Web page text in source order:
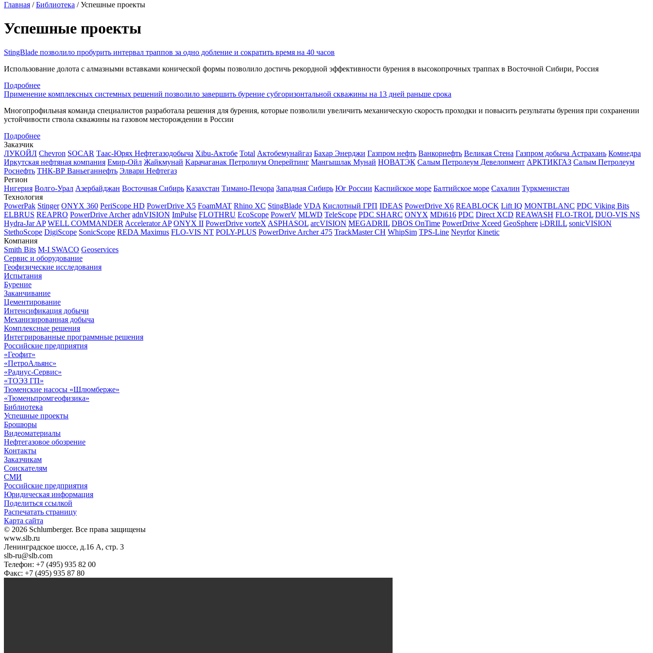
Главная /Библиотека /Успешные проекты
Успешные проекты
StingBlade позволило пробурить интервал траппов за одно добление и сократить время на 40 часов
Использование долота с алмазными вставками конической формы позволило достичь рекордной эффективности бурения в высокопрочных траппах в Восточной Сибири, Россия
Подробнее
Применение комплексных системных решений позволило завершить бурение субгоризонтальной скважины на 13 дней раньше срока
Многопрофильная команда специалистов разработала решения для бурения, которые позволили увеличить механическую скорость проходки и повысить результаты бурения при сохранении
устойчивости ствола скважины на газовом месторождении в России
Подробнее
Заказчик
ЛУКОЙЛ Chevron SOCAR Таас-Юрях Нефтегазодобыча Xibu-Актобе Total Актобемунайгаз Бахар Энерджи Газпром нефть Ванкорнефть Великая Стена Газпром добыча Астрахань Комнедра
Иркутская нефтяная компания Емир-Ойл Жайкмунай Kарачаганак Петролиум Оперейтинг Мангышлак Мунай НОВАТЭК Салым Петролеум Девелопмент АРКТИКГАЗ Салым Петролеум
Роснефть ТНК-ВР Ваньеганнефть Элвари Нефтегаз
Регион
Нигерия Волго-Урал Азербайджан Восточная Сибирь Казахстан Тимано-Печора Западная Сибирь Юг России Каспийское море Балтийское море Сахалин Туркменистан
Технология
PowerPak Stinger ONYX 360 PeriScope HD PowerDrive X5 FoamMAT Rhino XC StingBlade VDA Кислотный ГРП IDEAS PowerDrive X6 REABLOCK Lift IQ MONTBLANC PDC Viking Bits
ELBRUS REAPRO PowerDrive Archer adnVISION ImPulse FLOTHRU EcoScope PowerV MLWD TeleScope PDC SHARC ONYX MDi616 PDC Direct XCD REAWASH FLO-TROL DUO-VIS NS
Hydra-Jar AP WELL COMMANDER Accelerator AP ONYX II PowerDrive vorteX ASPHASOL arcVISION MEGADRIL DBOS OnTime PowerDrive Xceed GeoSphere i-DRILL sonicVISION
StethoScope DigiScope SonicScope REDA Maximus FLO-VIS NT POLY-PLUS PowerDrive Archer 475 TrackMaster CH WhipSim TPS-Line Neyrfor Kinetic
Компания
Smith Bits M-I SWACO Geoservices
Сервис и оборудование
Геофизические исследования
Испытания
Бурение
Заканчивание
Цементирование
Интенсификация добычи
Механизированная добыча
Комплексные решения
Интегрированные программные решения
Российские предприятия
«Геофит»
«ПетроАльянс»
«Радиус-Сервис»
«ТОЭЗ ГП»
Тюменские насосы «Шлюмберже»
«Тюменьпромгеофизика»
Библиотека
Успешные проекты
Брошюры
Видеоматериалы
Нефтегазовое обозрение
Контакты
Заказчикам
Соискателям
СМИ
Российские предприятия
Юридическая информация
Поделиться ссылкой
Распечатать страницу
Карта сайта
© 2026 Schlumberger. Все права защищены
www.slb.ru
Ленинградское шоссе, д.16 А, стр. 3
slb-ru@slb.com
Телефон: +7 (495) 935 82 00
Факс: +7 (495) 935 87 80